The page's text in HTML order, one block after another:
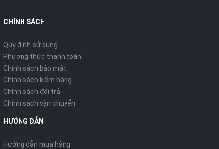
CHÍNH SÁCH
Quy định sử dụng
Phương thức thanh toán
Chính sách bảo mật
Chính sách kiểm hàng
Chính sách đổi trả
Chính sách vận chuyển
HƯỚNG DẪN
Hướng dẫn mua hàng